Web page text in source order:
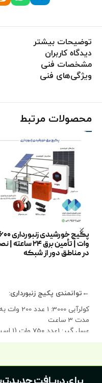
توضیحات بیشتر
دیدگاه کاربران
مشخصات فنی
ویژگی‌های فنی
محصولات مرتبط
پکیج خورشیدی
وات | تأمین برق ۲۴
در مناطق دور از شبکه
←توانمندی‌ پکیج زنبورداری:
کولرآبی 3000: 1 عدد 200 وات به
مدت 3 ساعت
عسل گیر: 1عدد
تکفاز به مدت 2 ساعت